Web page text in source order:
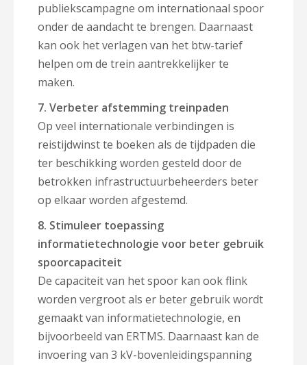
publiekscampagne om internationaal spoor
onder de aandacht te brengen. Daarnaast
kan ook het verlagen van het btw-tarief
helpen om de trein aantrekkelijker te
maken.
7. Verbeter afstemming treinpaden
Op veel internationale verbindingen is
reistijdwinst te boeken als de tijdpaden die
ter beschikking worden gesteld door de
betrokken infrastructuurbeheerders beter
op elkaar worden afgestemd.
8. Stimuleer toepassing
informatietechnologie voor beter gebruik
spoorcapaciteit
De capaciteit van het spoor kan ook flink
worden vergroot als er beter gebruik wordt
gemaakt van informatietechnologie, en
bijvoorbeeld van ERTMS. Daarnaast kan de
invoering van 3 kV-bovenleidingspanning